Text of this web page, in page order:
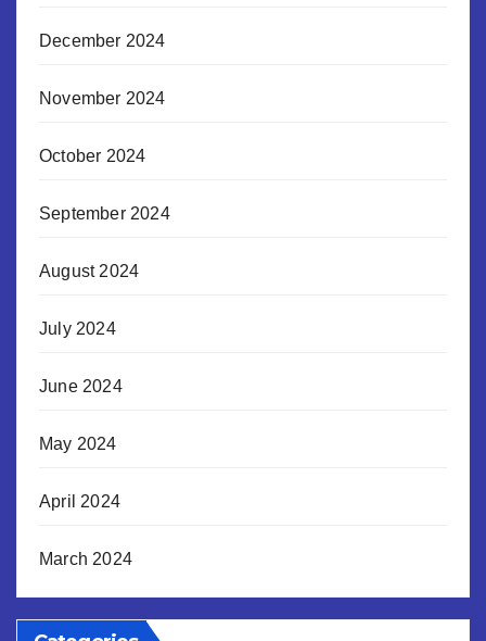
December 2024
November 2024
October 2024
September 2024
August 2024
July 2024
June 2024
May 2024
April 2024
March 2024